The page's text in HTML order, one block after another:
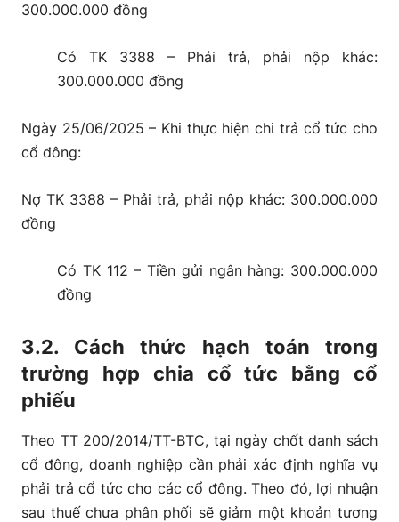
300.000.000 đồng
Có TK 3388 – Phải trả, phải nộp khác:
300.000.000 đồng
Ngày 25/06/2025 – Khi thực hiện chi trả cổ tức cho
cổ đông:
Nợ TK 3388 – Phải trả, phải nộp khác: 300.000.000
đồng
Có TK 112 – Tiền gửi ngân hàng: 300.000.000
đồng
3.2. Cách thức hạch toán trong
trường hợp chia cổ tức bằng cổ
phiếu
Theo TT 200/2014/TT-BTC, tại ngày chốt danh sách
cổ đông, doanh nghiệp cần phải xác định nghĩa vụ
phải trả cổ tức cho các cổ đông. Theo đó, lợi nhuận
sau thuế chưa phân phối sẽ giảm một khoản tương